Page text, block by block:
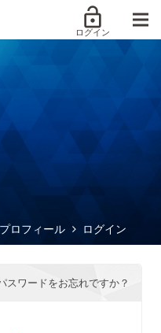
lock_open
ログイン
ロフィール ログイン
スワードをお忘れですか？